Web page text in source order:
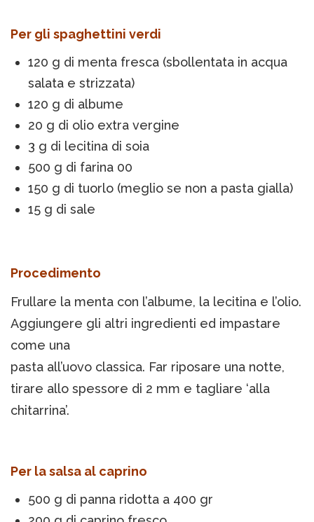
Per gli spaghettini verdi
120 g di menta fresca (sbollentata in acqua
salata e strizzata)
120 g di albume
20 g di olio extra vergine
3 g di lecitina di soia
500 g di farina 00
150 g di tuorlo (meglio se non a pasta gialla)
15 g di sale
Procedimento
Frullare la menta con l’albume, la lecitina e l’olio.
Aggiungere gli altri ingredienti ed impastare
come una
pasta all’uovo classica. Far riposare una notte,
tirare allo spessore di 2 mm e tagliare ‘alla
chitarrina’.
Per la salsa al caprino
500 g di panna ridotta a 400 gr